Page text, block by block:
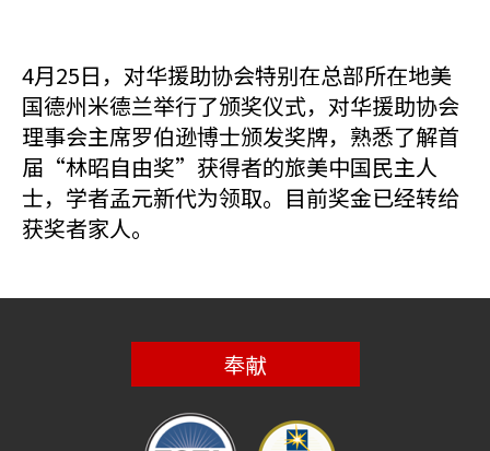
4月25日，对华援助协会特别在总部所在地美
国德州米德兰举行了颁奖仪式，对华援助协会
理事会主席罗伯逊博士颁发奖牌，熟悉了解首
届“林昭自由奖”获得者的旅美中国民主人
士，学者孟元新代为领取。目前奖金已经转给
获奖者家人。
奉献